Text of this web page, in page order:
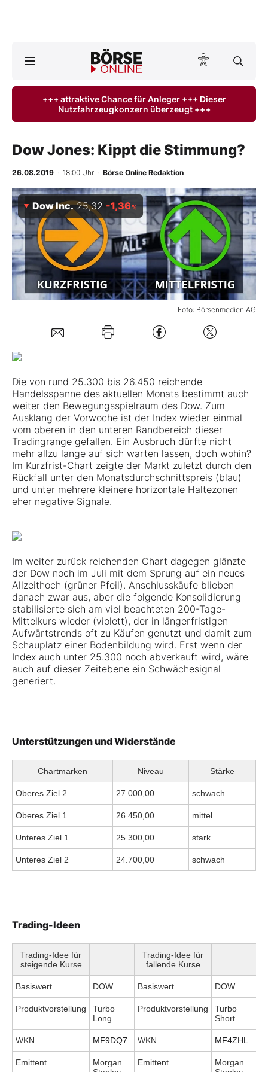
ktuelle Ausgabe BÖRSE ONLINE lesen
Finanz-Check
Abo & Shop
BO-Musterdepots
Experten
Mein B:O
Mein Konto
Kontakt
+++ attraktive Chance für Anleger +++ Dieser
Nutzfahrzeugkonzern überzeugt +++
Dow Jones: Kippt die Stimmung?
26.08.2019 · 18:00 Uhr · Börse Online Redaktion
Foto: Börsenmedien AG
Dow Inc. 25,32 -1,36 %
Die von rund 25.300 bis 26.450 reichende
Handelsspanne des aktuellen Monats bestimmt auch
weiter den Bewegungsspielraum des Dow. Zum
Ausklang der Vorwoche ist der Index wieder einmal
vom oberen in den unteren Randbereich dieser
Tradingrange gefallen. Ein Ausbruch dürfte nicht
mehr allzu lange auf sich warten lassen, doch wohin?
Im Kurzfrist-Chart zeigte der Markt zuletzt durch den
Rückfall unter den Monatsdurchschnittspreis (blau)
und unter mehrere kleinere horizontale Haltezonen
eher negative Signale.
Im weiter zurück reichenden Chart dagegen glänzte
der Dow noch im Juli mit dem Sprung auf ein neues
Allzeithoch (grüner Pfeil). Anschlusskäufe blieben
danach zwar aus, aber die folgende Konsolidierung
stabilisierte sich am viel beachteten 200-Tage-
Mittelkurs wieder (violett), der in längerfristigen
Aufwärtstrends oft zu Käufen genutzt und damit zum
Schauplatz einer Bodenbildung wird. Erst wenn der
Index auch unter 25.300 noch abverkauft wird, wäre
auch auf dieser Zeitebene ein Schwächesignal
generiert.
Unterstützungen und Widerstände
Chartmarken Niveau Stärke
Oberes Ziel 2 27.000,00 schwach
Oberes Ziel 1 26.450,00 mittel
Unteres Ziel 1 25.300,00 stark
Unteres Ziel 2 24.700,00 schwach
Trading-Ideen
Trading-Idee für
steigende Kurse
Trading-Idee für
fallende Kurse
Basiswert DOW Basiswert DOW
Produktvorstellung
Turbo
Long
Produktvorstellung
Turbo
Short
WKN MF9DQ7 WKN MF4ZHL
Emittent
Morgan
Emittent
Morgan